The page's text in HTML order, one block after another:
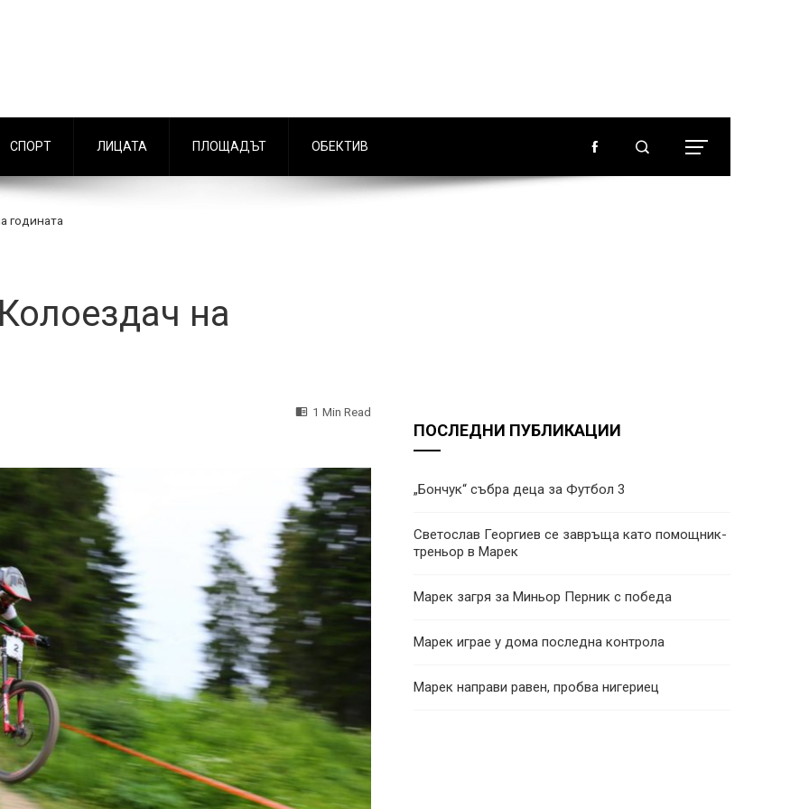
СПОРТ ЛИЦАТА ПЛОЩАДЪТ ОБЕКТИВ
годината
на
1 Min Read
ПОСЛЕДНИ ПУБЛИКАЦИИ
„Бончук“ събра деца за Футбол 3
Светослав Георгиев се завръща като помощник-
треньор в Марек
Марек загря за Миньор Перник с победа
Марек играе у дома последна контрола
Марек направи равен, пробва нигериец